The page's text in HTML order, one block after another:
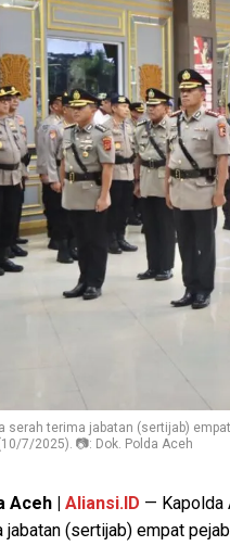
serah terima jabatan (sertijab)
7/2025). 📷: Dok. Polda Aceh
Aceh | Aliansi.ID — Kapolda
jabatan (sertijab) empat